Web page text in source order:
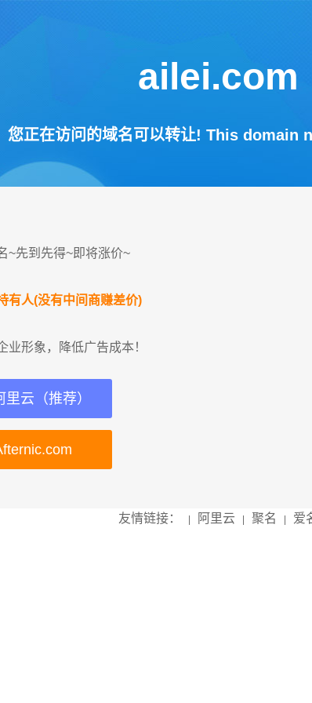
ailei.com
您正在访问的域名可以转让! This domain
~先到先得~即将涨价~
有人(没有中间商赚差价)
业形象，降低广告成本！
云（推荐）
友情链接：
阿里云 聚名 爱